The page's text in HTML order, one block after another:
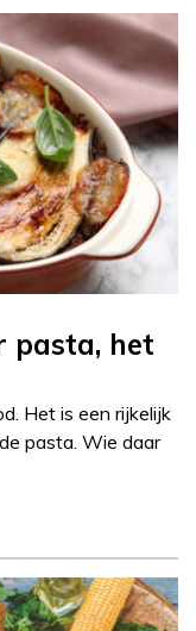
pasta, het
Het is een rijkelijk
pasta. Wie daar